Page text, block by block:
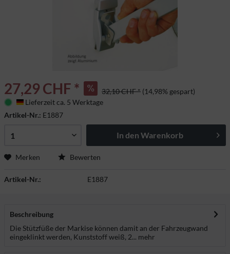
27,29 CHF * 32,10 CHF * (14,98% gespart)
Deutschland
Lieferzeit ca. 5 Werktage
Artikel-Nr.: E1887
In den Warenkorb
Merken Bewerten
Artikel-Nr.: E1887
Beschreibung
Die Stützfüße der Markise können damit an der Fahrzeugwand
eingeklinkt werden, Kunststoff weiß, 2... mehr